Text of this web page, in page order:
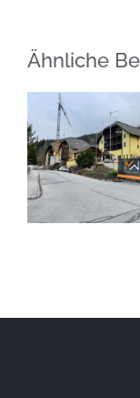
Ähnliche